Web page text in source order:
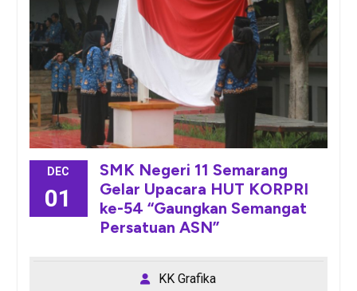
DEC
01
SMK Negeri 11 Semarang
Gelar Upacara HUT KORPRI
ke-54 “Gaungkan Semangat
Persatuan ASN”
KK Grafika